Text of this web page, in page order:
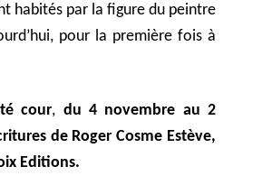
habités par la figure du peintre
pour la première fois à
cour, du 4 novembre au 2
de Roger Cosme Estève,
Editions.